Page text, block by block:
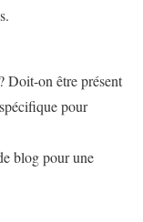
Doit-on être présent
pour
blog pour une